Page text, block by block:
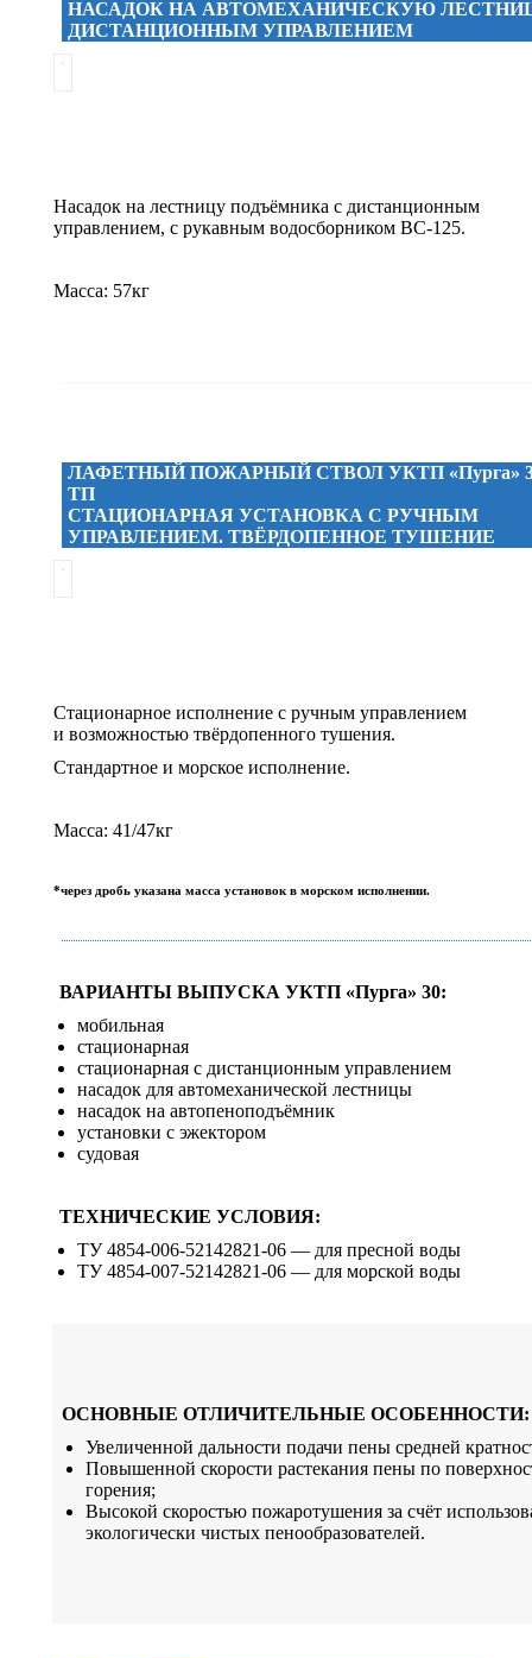
НАСАДОК НА АВТОМЕХАНИЧЕСКУЮ
ДИСТАНЦИОННЫМ УПРАВЛЕНИЕМ
Насадок на лестницу подъёмника с дистанционным
управлением, с рукавным водосборником ВС-125.
Масса: 57кг
ЛАФЕТНЫЙ ПОЖАРНЫЙ СТВОЛ УКТП «Пурга»
ТП
СТАЦИОНАРНАЯ УСТАНОВКА С РУЧНЫМ
УПРАВЛЕНИЕМ. ТВЁРДОПЕННОЕ ТУШЕНИЕ
Стационарное исполнение с ручным управлением
и возможностью твёрдопенного тушения.
Стандартное и морское исполнение.
Масса: 41/47кг
*через дробь указана масса установок в морском исполнении.
ВАРИАНТЫ ВЫПУСКА УКТП «Пурга» 30:
мобильная
стационарная
стационарная с дистанционным управлением
насадок для автомеханической лестницы
насадок на автопеноподъёмник
установки с эжектором
судовая
ТЕХНИЧЕСКИЕ УСЛОВИЯ:
ТУ 4854-006-52142821-06 — для пресной воды
ТУ 4854-007-52142821-06 — для морской воды
ОСНОВНЫЕ ОТЛИЧИТЕЛЬНЫЕ ОСОБЕННОСТИ:
Увеличенной дальности подачи пены средней
Повышенной скорости растекания пены по
горения;
Высокой скоростью пожаротушения за счёт
экологически чистых пенообразователей.